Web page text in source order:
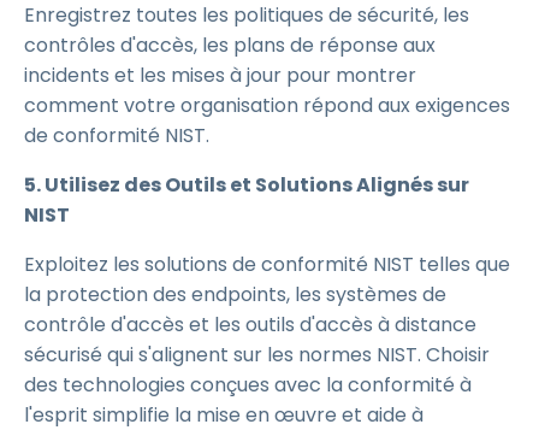
Enregistrez toutes les politiques de sécurité, les
contrôles d'accès, les plans de réponse aux
incidents et les mises à jour pour montrer
comment votre organisation répond aux exigences
de conformité NIST.
5. Utilisez des Outils et Solutions Alignés sur
NIST
Exploitez les solutions de conformité NIST telles que
la protection des endpoints, les systèmes de
contrôle d'accès et les outils d'accès à distance
sécurisé qui s'alignent sur les normes NIST. Choisir
des technologies conçues avec la conformité à
l'esprit simplifie la mise en œuvre et aide à